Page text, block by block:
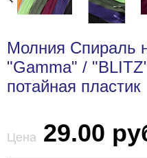
Молния Спираль
"Gamma" /
потайная пластик
Цена 29.00